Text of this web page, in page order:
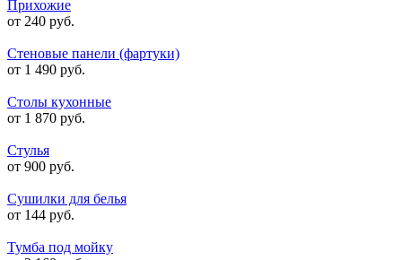
Прихожие
от 240 руб.
Стеновые панели (фартуки)
от 1 490 руб.
Столы кухонные
от 1 870 руб.
Стулья
от 900 руб.
Сушилки для белья
от 144 руб.
Тумба под мойку